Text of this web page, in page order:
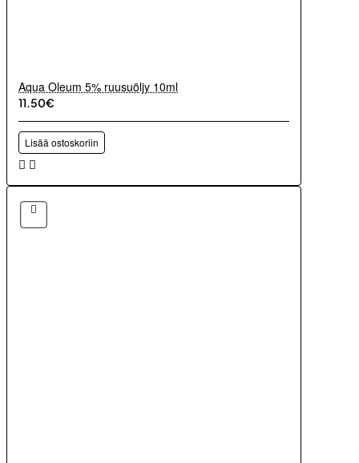
Aqua Oleum 5% ruusuöljy 10ml
11.50€
Lisää ostoskoriin